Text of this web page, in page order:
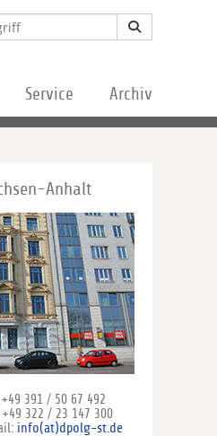
Service Archiv
Anhalt
391 / 50 67 492
+49 322 / 23 147 300
info(at)dpolg-st.de